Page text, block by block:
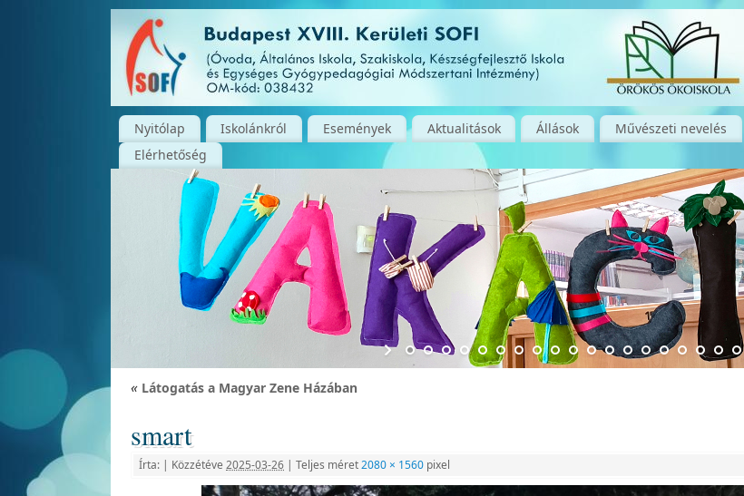
Nyitólap Iskolánkról Események Aktualitások Állások Művészeti nevelés
Elérhetőség
« Látogatás a Magyar Zene Házában
smart
Írta: | Közzétéve 2025-03-26 | Teljes méret2080 × 1560 pixel